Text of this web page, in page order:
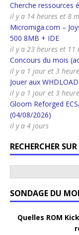
Cherche ressources
il y a 14 heures et 8
Micromiga.com –
500 8MB + IDE
il y a 23 heures et 11
Concours du mois
il y a 1 jour et 3
Jouer aux
il y a 1 jour et 3
Gloom Reforged
(04/08/2026)
il y a 4 jours
RECHERCHER
SONDAGE DU
Quelles ROM